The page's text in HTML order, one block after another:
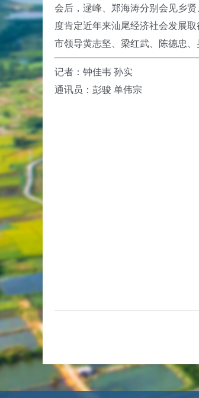
会后，逯峰、郑海涛分别会见乡
度肯定近年来汕尾经济社会发展
市领导黄志坚、梁红武、陈德忠、
记者：钟佳韦 孙实
通讯员：彭骏 单伟宗